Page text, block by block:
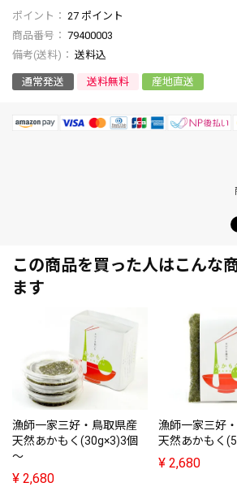
27 ポイント
商品番号
79400003
送料込
通常発送 送料無料 産地直送
この商品を買った人はこんな
ます
漁師一家三好・鳥取県産
天然あかもく(30g×3)3個
～
¥ 2,680
漁師一家三好
天然あかもく
¥ 2,680